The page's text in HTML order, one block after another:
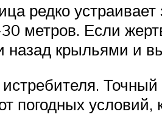
редко
метров. Если
назад крыльями и
погодных условий,